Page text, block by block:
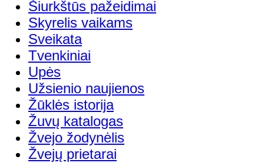
Šiurkštūs pažeidimai
Skyrelis vaikams
Sveikata
Tvenkiniai
Upės
Užsienio naujienos
Žūklės istorija
Žuvų katalogas
Žvejo žodynėlis
Žvejų prietarai